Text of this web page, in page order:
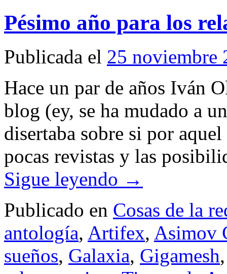
Pésimo año para los
Publicada el 25 noviembre
Hace un par de años Iván
blog (ey, se ha mudado a
disertaba sobre si por
pocas revistas y las
Sigue leyendo →
Publicado en Cosas de la
antología, Artifex, Asimov
sueños, Galaxia, Gigamesh